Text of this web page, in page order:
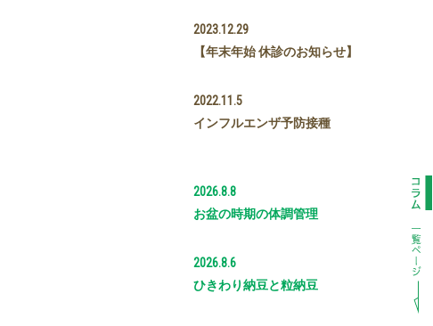
2023.12.29
【年末年始 休診のお知らせ】
2022.11.5
インフルエンザ予防接種
2026.8.8
お盆の時期の体調管理
2026.8.6
ひきわり納豆と粒納豆